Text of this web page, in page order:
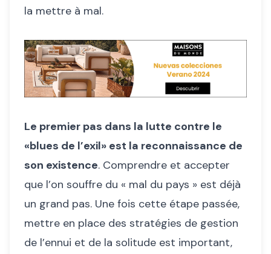
la mettre à mal.
Le premier pas dans la lutte contre le
«blues de l’exil» est la reconnaissance de
son existence. Comprendre et accepter
que l’on souffre du « mal du pays » est déjà
un grand pas. Une fois cette étape passée,
mettre en place des stratégies de gestion
de l’ennui et de la solitude est important,